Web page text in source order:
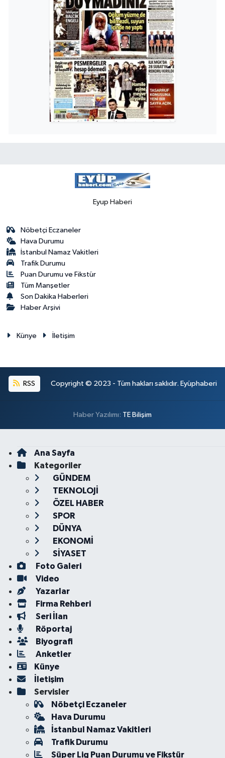
Eyup Haberi
Nöbetçi Eczaneler
Hava Durumu
İstanbul Namaz Vakitleri
Trafik Durumu
Puan Durumu ve Fikstür
Tüm Manşetler
Son Dakika Haberleri
Haber Arşivi
Künye İletişim
RSS Copyright © 2023 - Tüm hakları saklıdır. Eyüphaberi
Haber Yazılımı: TE Bilişim
Ana Sayfa
Kategoriler
GÜNDEM
TEKNOLOJİ
ÖZEL HABER
SPOR
DÜNYA
EKONOMİ
SİYASET
Foto Galeri
Video
Yazarlar
Firma Rehberi
Seri İlan
Röportaj
Biyografi
Anketler
Künye
İletişim
Servisler
Nöbetçi Eczaneler
Hava Durumu
İstanbul Namaz Vakitleri
Trafik Durumu
Süper Lig Puan Durumu ve Fikstür